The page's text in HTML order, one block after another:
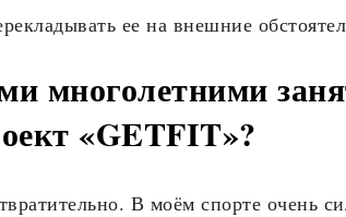
ее на внешние
многолетними
«GETFIT»?
В моём спорте очень